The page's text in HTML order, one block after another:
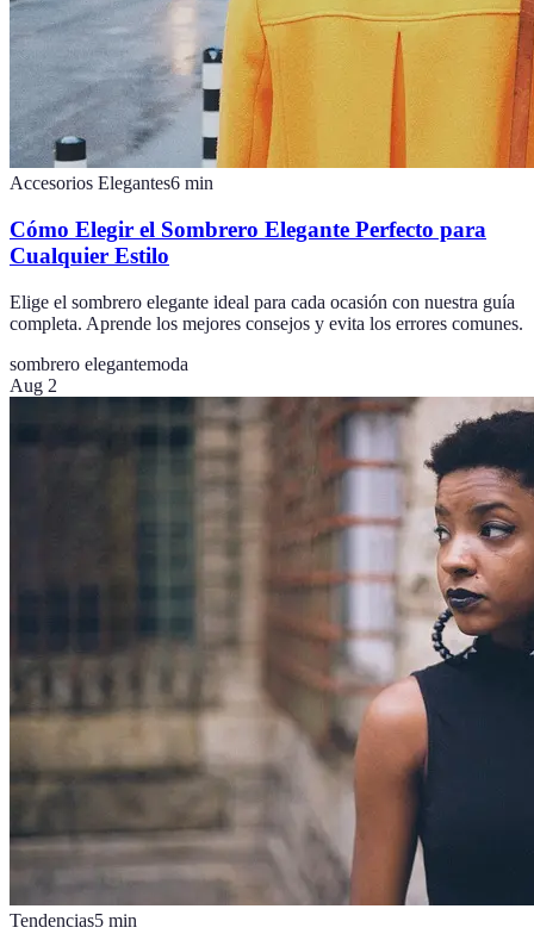
Accesorios Elegantes6 min
Cómo Elegir el Sombrero Elegante Perfecto para
Cualquier Estilo
Elige el sombrero elegante ideal para cada ocasión con nuestra guía
completa. Aprende los mejores consejos y evita los errores comunes.
sombrero elegantemoda
Aug 2
Tendencias5 min